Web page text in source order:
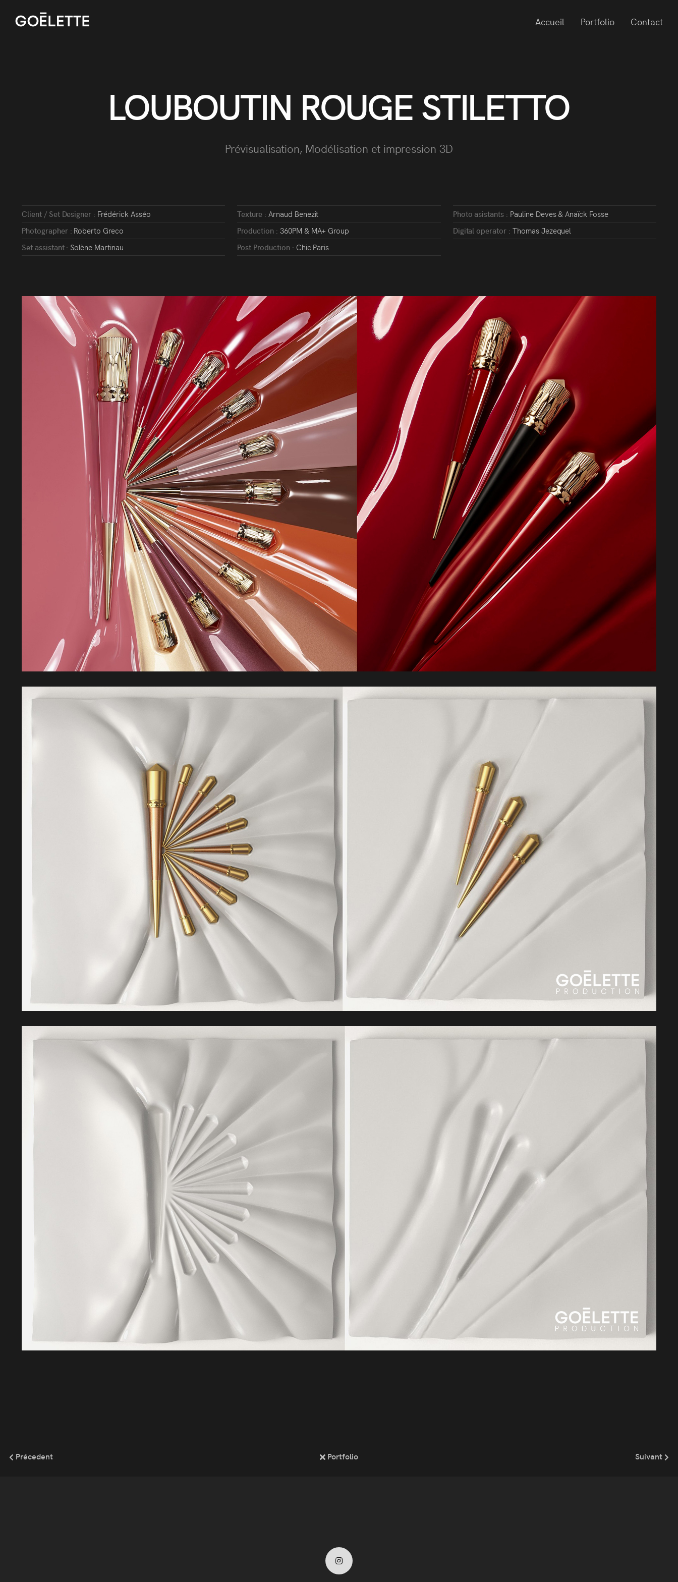
Accueil Portfolio Contact
LOUBOUTIN ROUGE STILETTO
Prévisualisation, Modélisation et impression 3D
Client / Set Designer : Frédérick Asséo
Photographer : Roberto Greco
Set assistant : Solène Martinau
Texture : Arnaud Benezit
Production : 360PM & MA+ Group
Post Production : Chic Paris
Photo asistants : Pauline Deves & Anaïck Fosse
Digital operator : Thomas Jezequel
Précedent Portfolio Suivant